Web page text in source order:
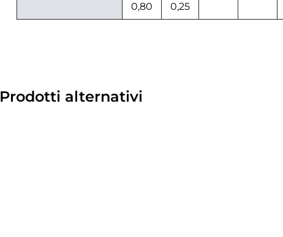
0,80
0,25
Prodotti alternativi